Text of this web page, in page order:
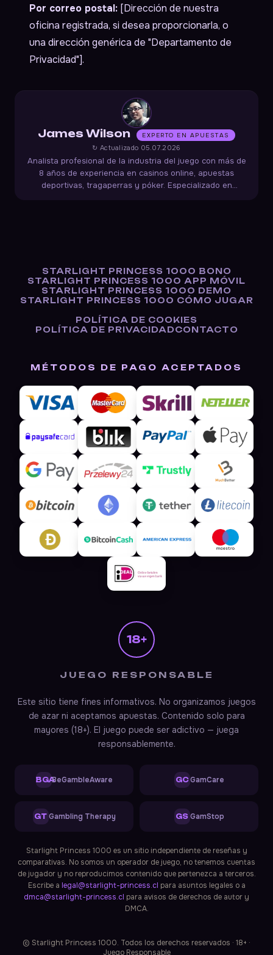
Por correo postal: [Dirección de nuestra
oficina registrada, si desea proporcionarla, o
una dirección genérica de "Departamento de
Privacidad"].
James Wilson EXPERTO EN APUESTAS
↻ Actualizado 05.07.2026
Analista profesional de la industria del juego con más de
8 años de experiencia en casinos online, apuestas
deportivas, tragaperras y póker. Especializado en
STARLIGHT PRINCESS 1000 BONO
STARLIGHT PRINCESS 1000 APP MÓVIL
STARLIGHT PRINCESS 1000 DEMO
STARLIGHT PRINCESS 1000 CÓMO JUGAR
POLÍTICA DE COOKIES
POLÍTICA DE PRIVACIDADCONTACTO
MÉTODOS DE PAGO ACEPTADOS
18+
JUEGO RESPONSABLE
Este sitio tiene fines informativos. No organizamos juegos
de azar ni aceptamos apuestas. Contenido solo para
mayores (18+). El juego puede ser adictivo — juega
responsablemente.
BGABeGambleAware GCGamCare
GT Gambling Therapy GS GamStop
Starlight Princess 1000 es un sitio independiente de reseñas y
comparativas. No somos un operador de juego, no tenemos cuentas
de jugador y no reproducimos contenido que pertenezca a terceros.
Escribe a legal@starlight-princess.cl para asuntos legales o a
dmca@starlight-princess.cl para avisos de derechos de autor y
DMCA.
© Starlight Princess 1000. Todos los derechos reservados · 18+ ·
Juego Responsable
Soporte
En línea — responde en ~1 min